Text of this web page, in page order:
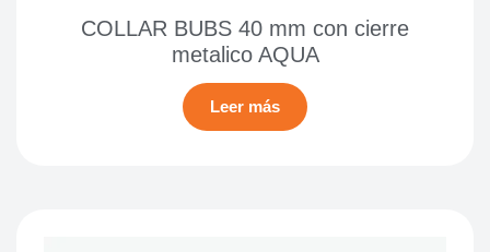
COLLAR BUBS 40 mm con cierre
metalico AQUA
Leer más